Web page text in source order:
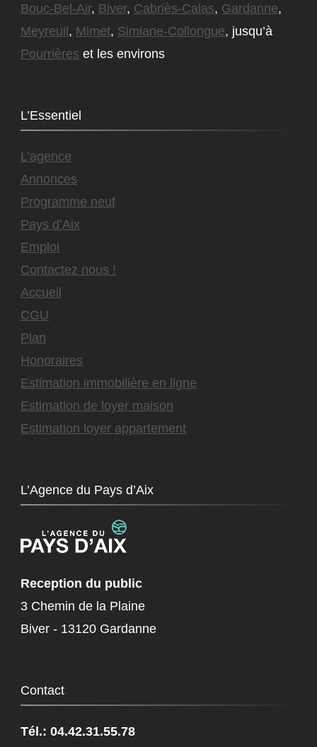
Bouc-Bel-Air, Biver, Cabriès-Calas, Gardanne,
Meyreuil, Mimet, Simiane-Collongue, jusqu’à
Pourrières et les environs
L’Essentiel
L’agence
Annonces
Programme neuf
Pays d’Aix
Emploi
Contactez nous !
Accueil
CGU
Plan
Honoraires
Estimation immobilière en ligne
Estimation de loyer maison
Estimation loyer appartement
L’Agence du Pays d’Aix
Reception du public
3 Chemin de la Plaine
Biver - 13120 Gardanne
Contact
Tél.: 04.42.31.55.78